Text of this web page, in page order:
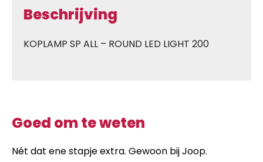
Beschrijving
KOPLAMP SP ALL – ROUND LED LIGHT 200
Goed om te weten
Nét dat ene stapje extra. Gewoon bij Joop.